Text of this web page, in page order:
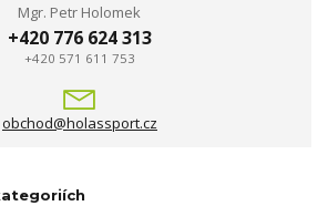
Mgr. Petr Holomek
+420 776 624 313
+420 571 611 753
obchod@holassport.cz